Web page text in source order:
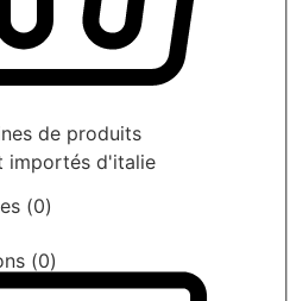
(0)
(0)
de produits
importés d'italie